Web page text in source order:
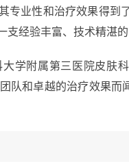
专业性和治疗效果得到
经验丰富、技术精湛的
学附属第三医院皮肤
队和卓越的治疗效果而